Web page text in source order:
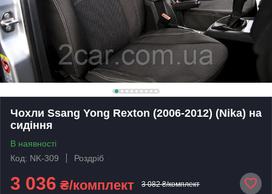
Чохли Ssang Yong Rexton (2006-2012) (Nika) на
сидіння
В наявності
Код: NK-309
Роздріб
3 036 ₴/комплект 3 082 ₴/комплект